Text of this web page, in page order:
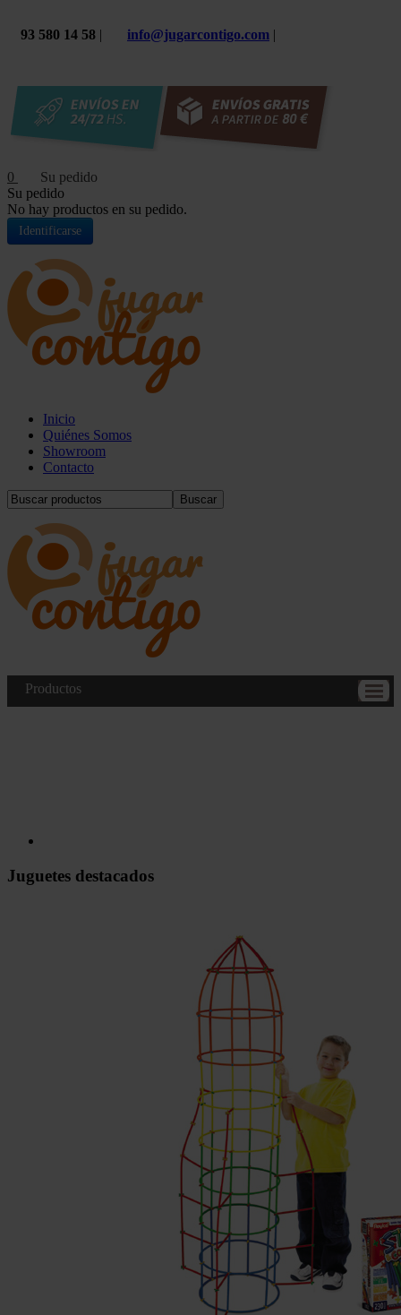
93 580 14 58 | info@jugarcontigo.com |
0
Su pedido
No hay productos en su pedido.
Identificarse
Inicio
Quiénes Somos
Showroom
Contacto
Buscar
Productos
Juguetes destacados